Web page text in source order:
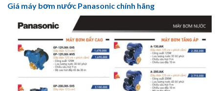
Giá máy bơm nước Panasonic chính hãng